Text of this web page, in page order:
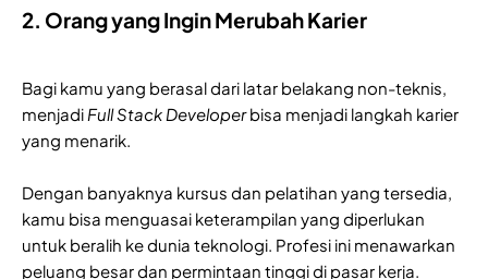
2. Orang yang Ingin Merubah Karier
Bagi kamu yang berasal dari latar belakang non-teknis,
menjadi Full Stack Developerbisa menjadi langkah karier
yang menarik.
Dengan banyaknya kursus dan pelatihan yang tersedia,
kamu bisa menguasai keterampilan yang diperlukan
untuk beralih ke dunia teknologi. Profesi ini menawarkan
peluang besar dan permintaan tinggi di pasar kerja.